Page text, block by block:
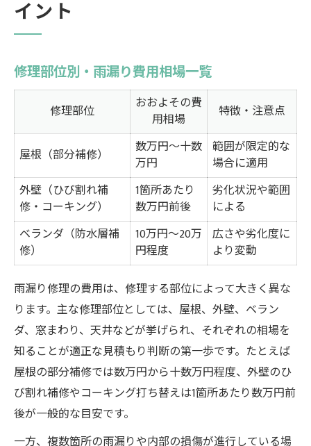
覧
方法
台風被害と経年劣化の補償範囲の違い
自己負担額を減らす保険活用のポイント
火災保険申請時の必要書類と注意点
見積もりの妥当性を見極める実践術
雨漏り修理見積もり比較ポイント早見表
相場と見積もり金額の差をどう判断する？
見積もり内容で注目すべき項目一覧
追加費用が発生しやすいケースの特徴
迷惑料や補償金の相場を理解するには
雨漏り迷惑料・補償金の相場比較表
賃貸住宅で雨漏り被害時の迷惑料とは
立ち退き料や損害賠償の発生条件
補償金請求で証拠として役立つ資料
生活支障に応じた補償金額の目安
30坪住宅・外壁コーキング費用の実態
イント
修理部位別・雨漏り費用相場一覧
修理部位
おおよその費
用相場
特徴・注意点
屋根（部分補修）
数万円〜十数
万円
範囲が限定的な
場合に適用
外壁（ひび割れ補
修・コーキング）
1箇所あたり
数万円前後
劣化状況や範囲
による
ベランダ（防水層補
修）
10万円〜20万
円程度
広さや劣化度に
より変動
雨漏り修理の費用は、修理する部位によって大きく異な
ります。主な修理部位としては、屋根、外壁、ベラン
ダ、窓まわり、天井などが挙げられ、それぞれの相場を
知ることが適正な見積もり判断の第一歩です。たとえば
屋根の部分補修では数万円から十数万円程度、外壁のひ
び割れ補修やコーキング打ち替えは1箇所あたり数万円前
後が一般的な目安です。
一方、複数箇所の雨漏りや内部の損傷が進行している場